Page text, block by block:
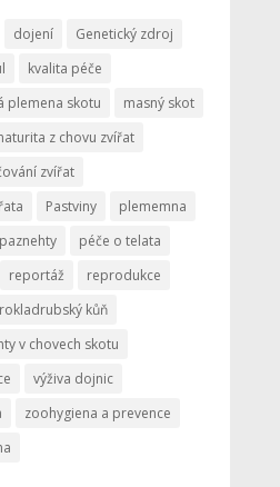
dojení
Genetický zdroj
kvalita péče
plemena skotu
masný skot
z chovu zvířat
zvířat
Pastviny
plememna
péče o telata
reportáž
reprodukce
kůň
v chovech skotu
výživa dojnic
zoohygiena a prevence